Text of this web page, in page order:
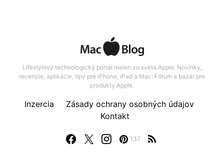
Lifestylový technologický portál nielen zo sveta Apple. Novinky,
recenzie, aplikácie, tipy pre iPhone, iPad a Mac. Fórum a bazár pre
produkty Apple.
137
Inzercia
Zásady ochrany osobných údajov
Kontakt